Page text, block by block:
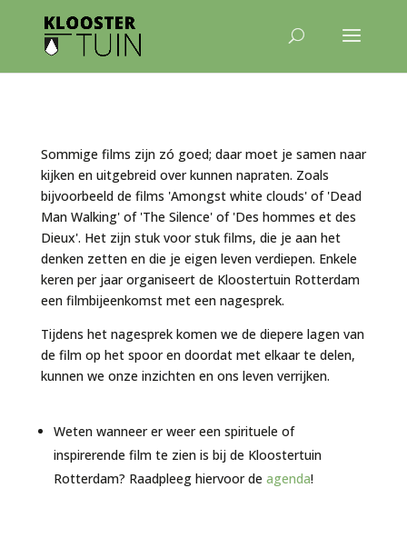
Sommige films zijn zó goed; daar moet je samen naar
kijken en uitgebreid over kunnen napraten. Zoals
bijvoorbeeld de films 'Amongst white clouds' of 'Dead
Man Walking' of 'The Silence' of 'Des hommes et des
Dieux'. Het zijn stuk voor stuk films, die je aan het
denken zetten en die je eigen leven verdiepen. Enkele
keren per jaar organiseert de Kloostertuin Rotterdam
een filmbijeenkomst met een nagesprek.
Tijdens het nagesprek komen we de diepere lagen van
de film op het spoor en doordat met elkaar te delen,
kunnen we onze inzichten en ons leven verrijken.
Weten wanneer er weer een spirituele of
inspirerende film te zien is bij de Kloostertuin
Rotterdam? Raadpleeg hiervoor de agenda!